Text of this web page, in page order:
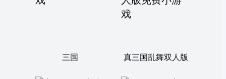
三国 真三国乱舞双人版